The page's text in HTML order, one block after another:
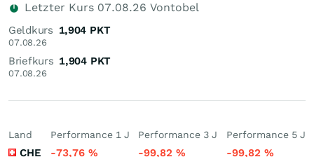
Letzter Kurs 07.08.26 Vontobel
Geldkurs
07.08.26
1,904 PKT
Briefkurs
07.08.26
1,904 PKT
Land
CHE
Performance 1 J
-73,76 %
Performance 3 J
-99,82%
Performance 5 J
-99,82 %